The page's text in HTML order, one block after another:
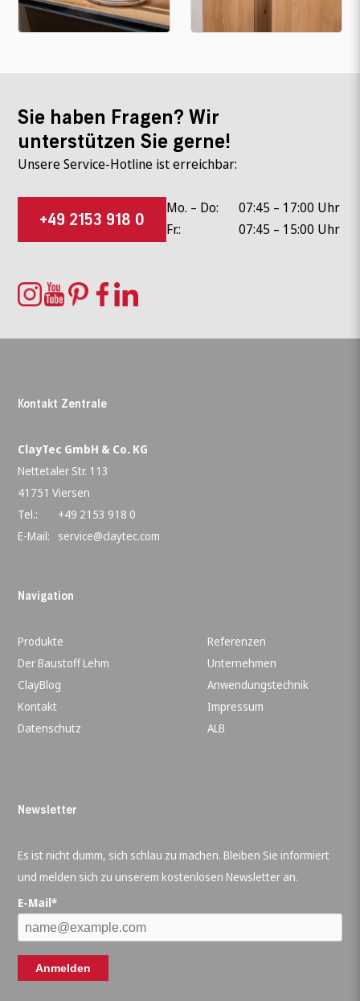
Sie haben Fragen? Wir
unterstützen Sie gerne!
Unsere Service-Hotline ist erreichbar:
+49 2153 918 0
Mo. – Do:
07:45 – 17:00 Uhr
Fr.:
07:45 – 15:00 Uhr
Kontakt Zentrale
ClayTec GmbH & Co. KG
Nettetaler Str. 113
41751 Viersen
Tel.:
+49 2153 918 0
E-Mail:
service@claytec.com
Navigation
Produkte
Referenzen
Der Baustoff Lehm
Unternehmen
ClayBlog
Anwendungstechnik
Kontakt
Impressum
Datenschutz
ALB
Newsletter
Es ist nicht dumm, sich schlau zu machen. Bleiben Sie informiert
und melden sich zu unserem kostenlosen Newsletter an.
E-Mail*
Anmelden